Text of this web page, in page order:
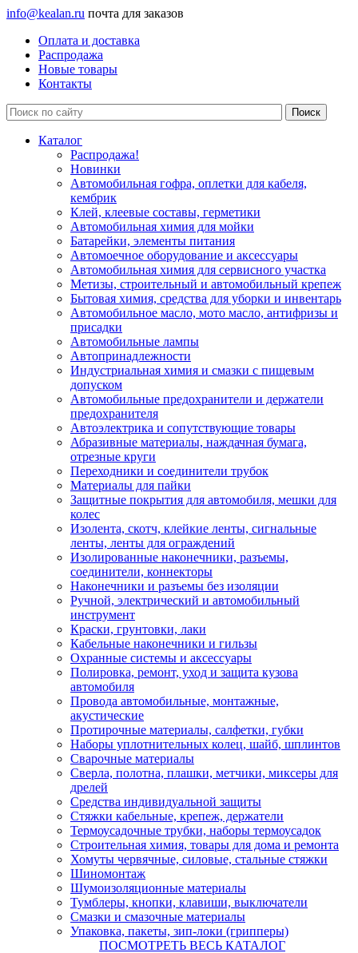
info@kealan.ru почта для заказов
Оплата и доставка
Распродажа
Новые товары
Контакты
Каталог
Распродажа!
Новинки
Автомобильная гофра, оплетки для кабеля,
кембрик
Клей, клеевые составы, герметики
Автомобильная химия для мойки
Батарейки, элементы питания
Автомоечное оборудование и аксессуары
Автомобильная химия для сервисного участка
Метизы, строительный и автомобильный крепеж
Бытовая химия, средства для уборки и инвентарь
Автомобильное масло, мото масло, антифризы и
присадки
Автомобильные лампы
Автопринадлежности
Индустриальная химия и смазки с пищевым
допуском
Автомобильные предохранители и держатели
предохранителя
Автоэлектрика и сопутствующие товары
Абразивные материалы, наждачная бумага,
отрезные круги
Переходники и соединители трубок
Материалы для пайки
Защитные покрытия для автомобиля, мешки для
колес
Изолента, скотч, клейкие ленты, сигнальные
ленты, ленты для ограждений
Изолированные наконечники, разъемы,
соединители, коннекторы
Наконечники и разъемы без изоляции
Ручной, электрический и автомобильный
инструмент
Краски, грунтовки, лаки
Кабельные наконечники и гильзы
Охранные системы и аксессуары
Полировка, ремонт, уход и защита кузова
автомобиля
Провода автомобильные, монтажные,
акустические
Протирочные материалы, салфетки, губки
Наборы уплотнительных колец, шайб, шплинтов
Сварочные материалы
Сверла, полотна, плашки, метчики, миксеры для
дрелей
Средства индивидуальной защиты
Стяжки кабельные, крепеж, держатели
Термоусадочные трубки, наборы термоусадок
Строительная химия, товары для дома и ремонта
Хомуты червячные, силовые, стальные стяжки
Шиномонтаж
Шумоизоляционные материалы
Тумблеры, кнопки, клавиши, выключатели
Смазки и смазочные материалы
Упаковка, пакеты, зип-локи (грипперы)
ПОСМОТРЕТЬ ВЕСЬ КАТАЛОГ